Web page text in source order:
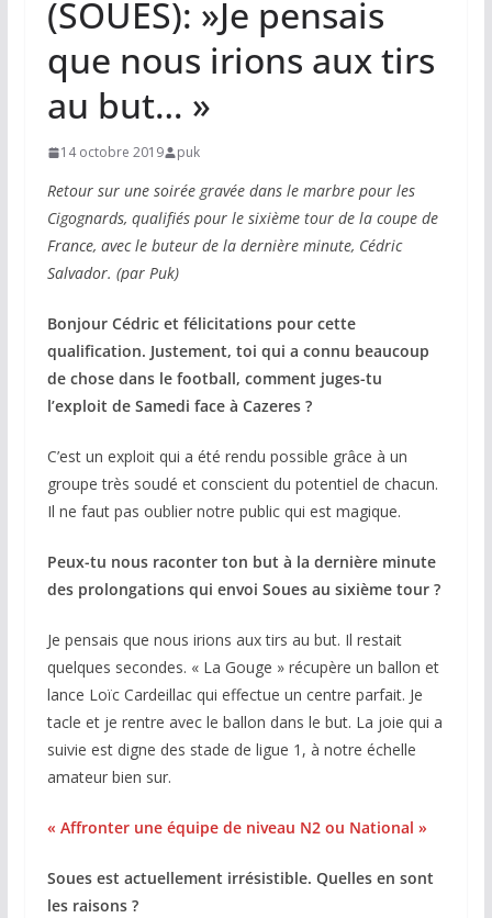
(SOUES): »Je pensais
que nous irions aux tirs
au but… »
14 octobre 2019 puk
Retour sur une soirée gravée dans le marbre pour les
Cigognards, qualifiés pour le sixième tour de la coupe de
France, avec le buteur de la dernière minute, Cédric
Salvador. (par Puk)
Bonjour Cédric et félicitations pour cette
qualification. Justement, toi qui a connu beaucoup
de chose dans le football, comment juges-tu
l’exploit de Samedi face à Cazeres ?
C’est un exploit qui a été rendu possible grâce à un
groupe très soudé et conscient du potentiel de chacun.
Il ne faut pas oublier notre public qui est magique.
Peux-tu nous raconter ton but à la dernière minute
des prolongations qui envoi Soues au sixième tour ?
Je pensais que nous irions aux tirs au but. Il restait
quelques secondes. « La Gouge » récupère un ballon et
lance Loïc Cardeillac qui effectue un centre parfait. Je
tacle et je rentre avec le ballon dans le but. La joie qui a
suivie est digne des stade de ligue 1, à notre échelle
amateur bien sur.
« Affronter une équipe de niveau N2 ou National »
Soues est actuellement irrésistible. Quelles en sont
les raisons ?